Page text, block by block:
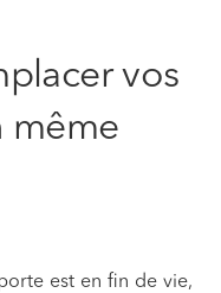
vos
même
est en fin de vie,